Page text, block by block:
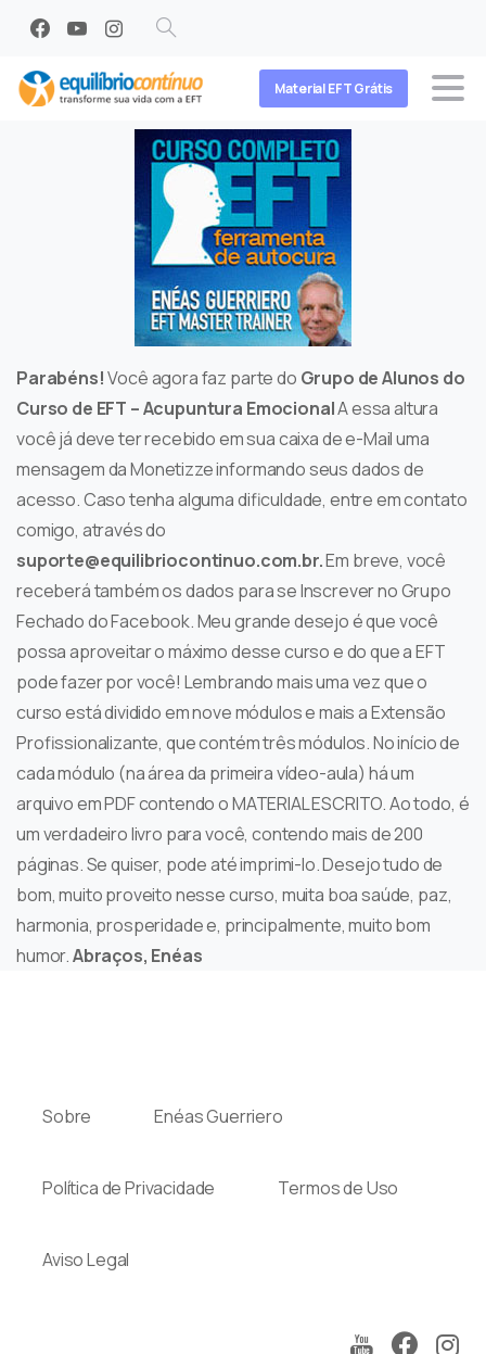
Search
Material EFT Grátis
Parabéns!Você agora faz parte do Grupo de Alunos do
Curso de EFT – Acupuntura EmocionalA essa altura
você já deve ter recebido em sua caixa de e-Mail uma
mensagem da Monetizze informando seus dados de
acesso. Caso tenha alguma dificuldade, entre em contato
comigo, através do
suporte@equilibriocontinuo.com.br.Em breve, você
receberá também os dados para se Inscrever no Grupo
Fechado do Facebook. Meu grande desejo é que você
possa aproveitar o máximo desse curso e do que a EFT
pode fazer por você! Lembrando mais uma vez que o
curso está dividido em nove módulos e mais a Extensão
Profissionalizante, que contém três módulos. No início de
cada módulo (na área da primeira vídeo-aula) há um
arquivo em PDF contendo o MATERIAL ESCRITO. Ao todo, é
um verdadeiro livro para você, contendo mais de 200
páginas. Se quiser, pode até imprimi-lo. Desejo tudo de
bom, muito proveito nesse curso, muita boa saúde, paz,
harmonia, prosperidade e, principalmente, muito bom
humor.Abraços, Enéas
Sobre Enéas Guerriero
Política de Privacidade Termos de Uso
Aviso Legal